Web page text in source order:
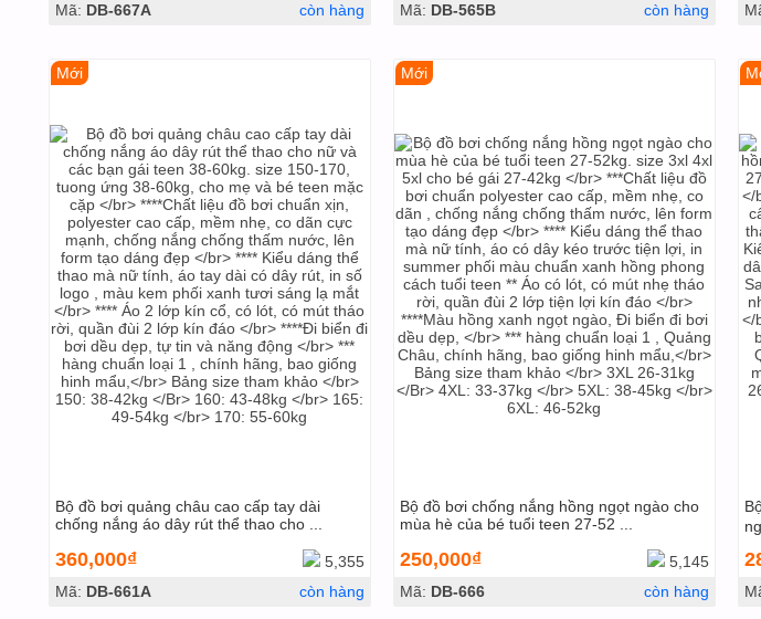
Mã: DB-667A còn hàng
Mã: DB-565B còn hàng
Mới
Bộ đồ bơi quảng châu cao cấp tay dài
chống nắng áo dây rút thể thao cho ...
360,000₫
5,355
Mã: DB-661A còn hàng
Mới
Bộ đồ bơi chống nắng hồng ngọt ngào cho
mùa hè của bé tuổi teen 27-52 ...
250,000₫
5,145
Mã: DB-666 còn hàng